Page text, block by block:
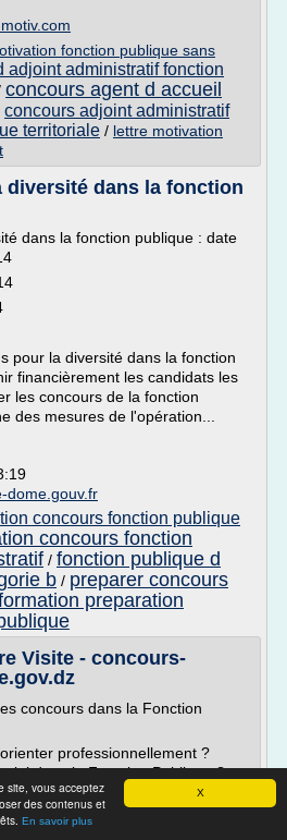
X
site, vous acceptez
des contenus et
En savoir plus
fonction publique sans
adjoint administratif fonction
concours agent d accueil
concours adjoint administratif
territoriale / lettre motivation
dans la fonction
dans la fonction publique : date
pour la diversité dans la fonction
financièrement les candidats les
les concours de la fonction
des mesures de l'opération...
dome.gouv.fr
concours fonction publique
concours fonction
/ fonction publique d
b / preparer concours
preparation
Visite - concours-
concours dans la Fonction
professionnellement ?
dans la Fonction Publique ?
pour trouver le ou les
le mieux.